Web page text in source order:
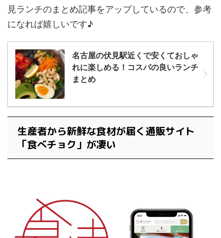
見ランチのまとめ記事をアップしているので、参考
になれば嬉しいです♪
名古屋の伏見駅近くで安くておしゃ
れに楽しめる！コスパの良いランチ
まとめ
生産者から新鮮な食材が届く通販サイト
「食べチョク」が凄い